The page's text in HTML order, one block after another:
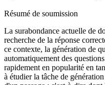
Résumé de soumission
La surabondance actuelle de
recherche de la réponse
ce contexte, la génération de
automatiquement des
rapidement en popularité en
à étudier la tâche de